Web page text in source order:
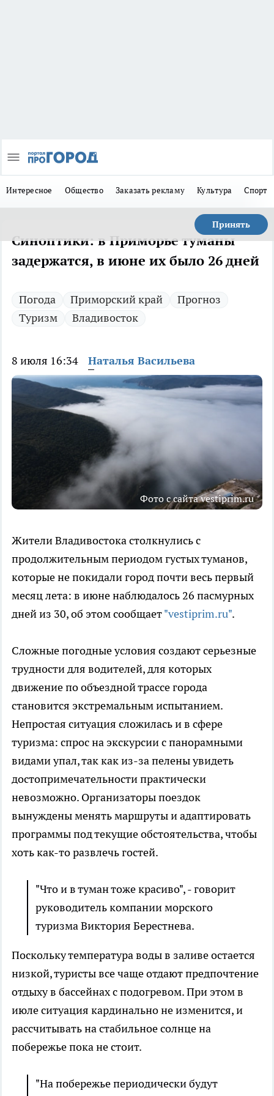
Интересное Общество Заказать рекламу Культура Спорт
Принять
Синоптики: в Приморье туманы
задержатся, в июне их было 26 дней
Погода Приморский край
Прогноз
Туризм
Владивосток
8 июля 16:34 Наталья Васильева
Фото с сайта vestiprim.ru
Жители Владивостока столкнулись с
продолжительным периодом густых туманов,
которые не покидали город почти весь первый
месяц лета: в июне наблюдалось 26 пасмурных
дней из 30, об этом сообщает"vestiprim.ru".
Сложные погодные условия создают серьезные
трудности для водителей, для которых
движение по объездной трассе города
становится экстремальным испытанием.
Непростая ситуация сложилась и в сфере
туризма: спрос на экскурсии с панорамными
видами упал, так как из-за пелены увидеть
достопримечательности практически
невозможно. Организаторы поездок
вынуждены менять маршруты и адаптировать
программы под текущие обстоятельства, чтобы
хоть как-то развлечь гостей.
"Что и в туман тоже красиво", - говорит
руководитель компании морского
туризма Виктория Берестнева.
Поскольку температура воды в заливе остается
низкой, туристы все чаще отдают предпочтение
отдыху в бассейнах с подогревом. При этом в
июле ситуация кардинально не изменится, и
рассчитывать на стабильное солнце на
побережье пока не стоит.
"На побережье периодически будут